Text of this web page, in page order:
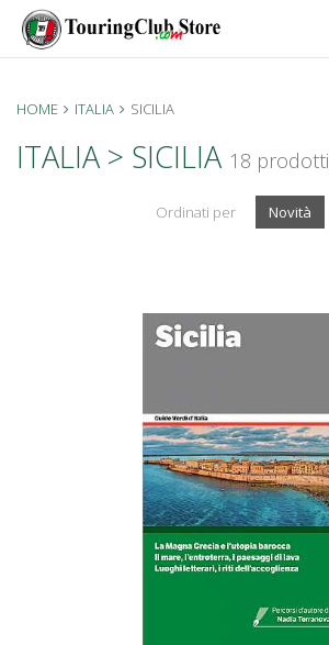
HOME ITALIA SICILIA
ITALIA > SICILIA 18 prodotti
Ordinati per Novità